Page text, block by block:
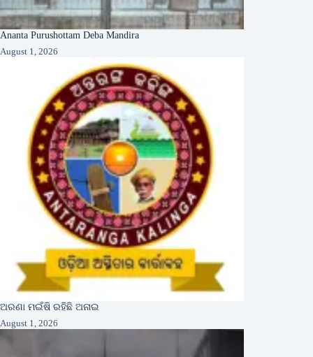
Ananta Purushottam Deba Mandira
August 1, 2026
ଅରଣା ମଇଁଷି ରହିଛି ଅନାଇ
August 1, 2026